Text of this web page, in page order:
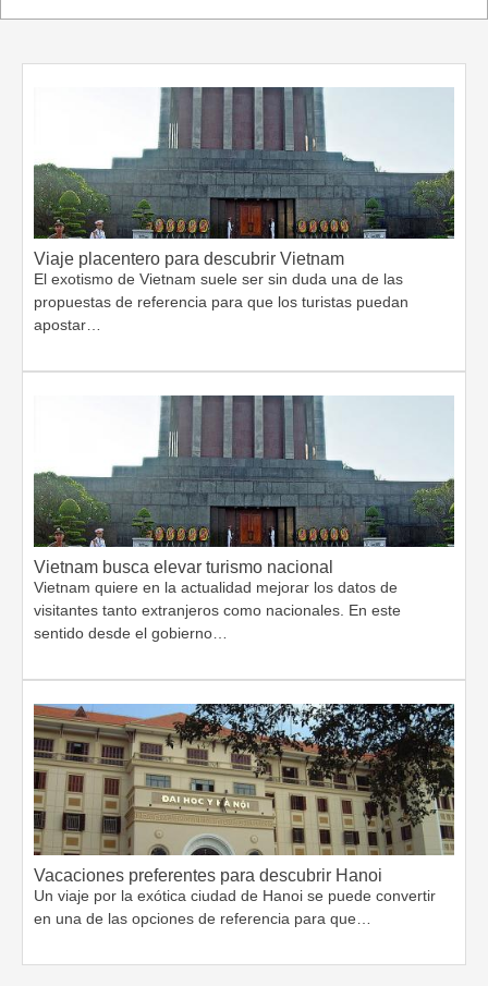
Viaje placentero para descubrir Vietnam
El exotismo de Vietnam suele ser sin duda una de las
propuestas de referencia para que los turistas puedan
apostar…
Vietnam busca elevar turismo nacional
Vietnam quiere en la actualidad mejorar los datos de
visitantes tanto extranjeros como nacionales. En este
sentido desde el gobierno…
Vacaciones preferentes para descubrir Hanoi
Un viaje por la exótica ciudad de Hanoi se puede convertir
en una de las opciones de referencia para que…